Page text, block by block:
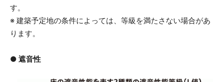
す。
※ 建築予定地の条件によっては、等級を満たさない場合があ
ります。
● 遮音性